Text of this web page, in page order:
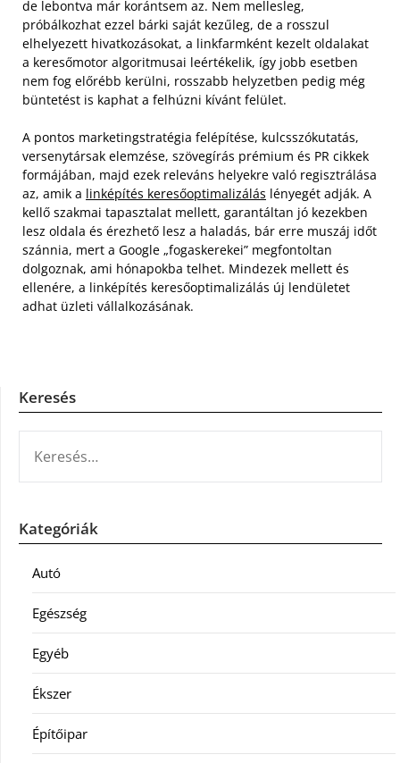
de lebontva már korántsem az. Nem mellesleg,
próbálkozhat ezzel bárki saját kezűleg, de a rosszul
elhelyezett hivatkozásokat, a linkfarmként kezelt oldalakat
a keresőmotor algoritmusai leértékelik, így jobb esetben
nem fog előrébb kerülni, rosszabb helyzetben pedig még
büntetést is kaphat a felhúzni kívánt felület.
A pontos marketingstratégia felépítése, kulcsszókutatás,
versenytársak elemzése, szövegírás prémium és PR cikkek
formájában, majd ezek releváns helyekre való regisztrálása
az, amik a linképítés keresőoptimalizálás lényegét adják. A
kellő szakmai tapasztalat mellett, garantáltan jó kezekben
lesz oldala és érezhető lesz a haladás, bár erre muszáj időt
szánnia, mert a Google „fogaskerekei” megfontoltan
dolgoznak, ami hónapokba telhet. Mindezek mellett és
ellenére, a linképítés keresőoptimalizálás új lendületet
adhat üzleti vállalkozásának.
Keresés
Kategóriák
Autó
Egészség
Egyéb
Ékszer
Építőipar